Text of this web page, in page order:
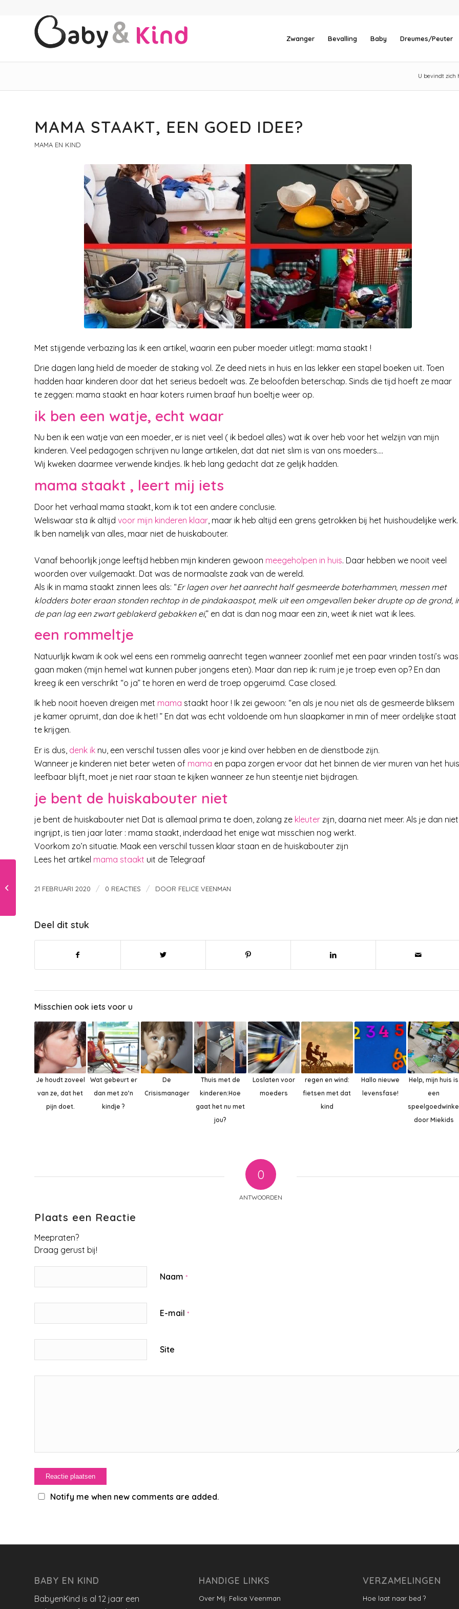
Zwanger Bevalling Baby Dreumes/Peuter
U bevindt zich
MAMA STAAKT, EEN GOED IDEE?
MAMA EN KIND
Met stijgende verbazing las ik een artikel, waarin een puber moeder uitlegt: mama staakt !
Drie dagen lang hield de moeder de staking vol. Ze deed niets in huis en las lekker een stapel boeken uit. Toen
hadden haar kinderen door dat het serieus bedoelt was. Ze beloofden beterschap. Sinds die tijd hoeft ze maar
te zeggen: mama staakt en haar koters ruimen braaf hun boeltje weer op.
ik ben een watje, echt waar
Nu ben ik een watje van een moeder, er is niet veel ( ik bedoel alles) wat ik over heb voor het welzijn van mijn
kinderen. Veel pedagogen schrijven nu lange artikelen, dat dat niet slim is van ons moeders….
Wij kweken daarmee verwende kindjes. Ik heb lang gedacht dat ze gelijk hadden.
mama staakt , leert mij iets
Door het verhaal mama staakt, kom ik tot een andere conclusie.
Weliswaar sta ik altijd voor mijn kinderen klaar , maar ik heb altijd een grens getrokken bij het huishoudelijke werk.
Ik ben namelijk van alles, maar niet de huiskabouter.
Vanaf behoorlijk jonge leeftijd hebben mijn kinderen gewoon meegeholpen in huis. Daar hebben we nooit veel
woorden over vuilgemaakt. Dat was de normaalste zaak van de wereld.
Als ik in mama staakt zinnen lees als: “Er lagen over het aanrecht half gesmeerde boterhammen, messen met
klodders boter eraan stonden rechtop in de pindakaaspot, melk uit een omgevallen beker drupte op de grond,
de pan lag een zwart geblakerd gebakken ei,” en dat is dan nog maar een zin, weet ik niet wat ik lees.
een rommeltje
Natuurlijk kwam ik ook wel eens een rommelig aanrecht tegen wanneer zoonlief met een paar vrinden tosti’s was
gaan maken (mijn hemel wat kunnen puber jongens eten). Maar dan riep ik: ruim je je troep even op? En dan
kreeg ik een verschrikt “o ja” te horen en werd de troep opgeruimd. Case closed.
Ik heb nooit hoeven dreigen met mama staakt hoor ! Ik zei gewoon: “en als je nou niet als de gesmeerde bliksem
je kamer opruimt, dan doe ik het! ” En dat was echt voldoende om hun slaapkamer in min of meer ordelijke staat
te krijgen.
Er is dus, denk ik nu, een verschil tussen alles voor je kind over hebben en de dienstbode zijn.
Wanneer je kinderen niet beter weten of mama en papa zorgen ervoor dat het binnen de vier muren van het huis
leefbaar blijft, moet je niet raar staan te kijken wanneer ze hun steentje niet bijdragen.
je bent de huiskabouter niet
je bent de huiskabouter niet Dat is allemaal prima te doen, zolang ze kleuter zijn, daarna niet meer. Als je dan niet
ingrijpt, is tien jaar later : mama staakt, inderdaad het enige wat misschien nog werkt.
Voorkom zo’n situatie. Maak een verschil tussen klaar staan en de huiskabouter zijn
Lees het artikel mama staakt uit de Telegraaf
21 FEBRUARI 2020 / 0 REACTIES / DOOR FELICE VEENMAN
Deel dit stuk
Misschien ook iets voor u
Je houdt zoveel
van ze, dat het
pijn doet.
Wat gebeurt er
dan met zo’n
kindje ?
De
Crisismanager
Thuis met de
kinderen:Hoe
gaat het nu met
jou?
Loslaten voor
moeders
regen en wind:
fietsen met dat
kind
Hallo nieuwe
levensfase!
Help, mijn huis is
een
door Miekids
0
ANTWOORDEN
Plaats een Reactie
Meepraten?
Draag gerust bij!
Naam *
E-mail *
Site
Notify me when new comments are added.
BABY EN KIND
BabyenKind is al 12 jaar een
HANDIGE LINKS
Over Mij: Felice Veenman
VERZAMELINGEN
Hoe laat naar bed ?
slijmrage al over?